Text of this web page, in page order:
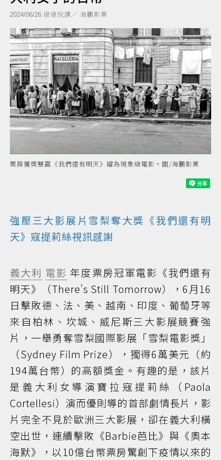
2024/06/26 琅琅悅讀／ 海鵬影業
票房獲獎雙贏《我們還有明天》躍為現象級電影。圖/海鵬影業
強壓三大影展片雪梨奪大獎《我們還有明
天》寇提莉絲視訊感謝
義大利 電影 年度票房冠軍電影《我們還有
明天》（There's Still Tomorrow），6月16
日擊敗德、法、美、越南、印度、葡萄牙等
來自柏林、坎城、威尼斯三大影展競賽強
片，一舉勇奪雪梨國際影展「雪梨電影獎」
（Sydney Film Prize），獨得6萬美元（約
194萬台幣）的高額獎金。有趣的是，該片
是義大利女導演寶拉寇提莉絲（Paola
Cortellesi）演而優則導的首部劇情長片，影
片完全不見於歐洲三大影展，卻在義大利橫
空出世，連續擊敗《Barbie芭比》與《奧本
海默》，以10億台幣票房驚創下疫情以來的